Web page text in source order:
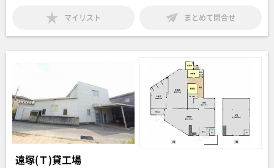
マイリスト まとめて問合せ
遠塚(Ｔ)貸工場